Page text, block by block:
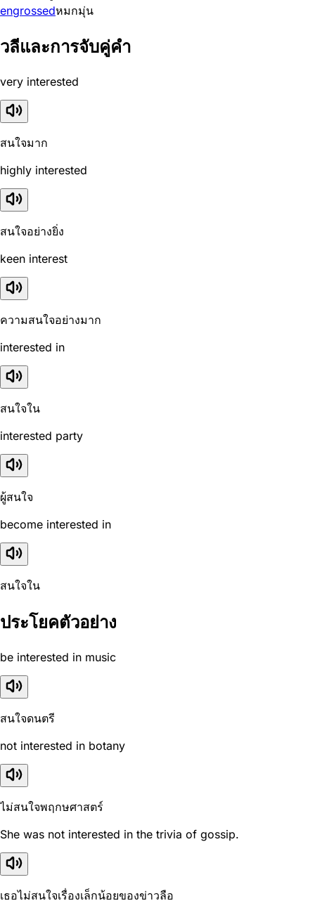
engrossedหมกมุ่น
วลีและการจับคู่คำ
very interested
สนใจมาก
highly interested
สนใจอย่างยิ่ง
keen interest
ความสนใจอย่างมาก
interested in
สนใจใน
interested party
ผู้สนใจ
become interested in
สนใจใน
ประโยคตัวอย่าง
be interested in music
สนใจดนตรี
not interested in botany
ไม่สนใจพฤกษศาสตร์
She was not interested in the trivia of gossip.
เธอไม่สนใจเรื่องเล็กน้อยของข่าวลือ